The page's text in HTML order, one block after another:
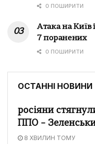
0 ПОШИРИТИ
Атака на Київ
7 поранених
0 ПОШИРИТИ
ОСТАННІ НОВИНИ
росіяни
ППО –
8 ХВИЛИН ТОМУ